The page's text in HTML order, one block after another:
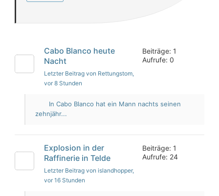
Cabo Blanco heute
Nacht
Letzter Beitrag von Rettungstom,
vor 8 Stunden
Beiträge: 1
Aufrufe: 0
In Cabo Blanco hat ein Mann nachts seinen
zehnjähr...
Explosion in der
Raffinerie in Telde
Letzter Beitrag von islandhopper,
vor 16 Stunden
Beiträge: 1
Aufrufe: 24